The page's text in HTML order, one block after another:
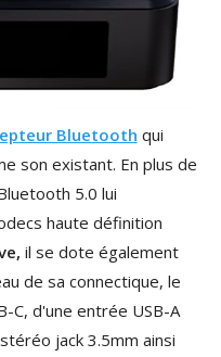
Bluetooth qui
son existant. En plus de
5.0 lui
haute définition
il se dote également
de sa connectique, le
C, d'une entrée USB-A
jack 3.5mm ainsi